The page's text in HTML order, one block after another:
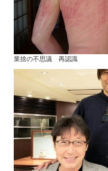
業捨の不思議 再認識